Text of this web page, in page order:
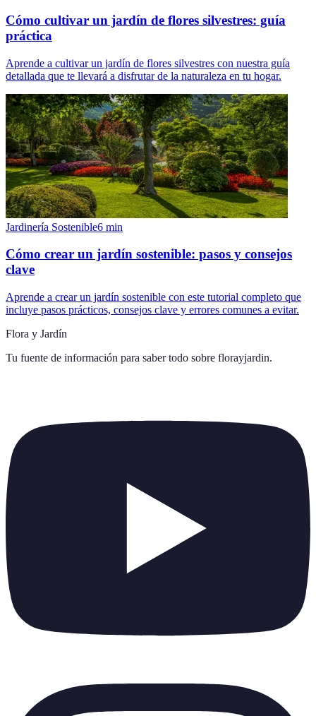
Cómo cultivar un jardín de flores silvestres: guía
práctica
Aprende a cultivar un jardín de flores silvestres con nuestra guía
detallada que te llevará a disfrutar de la naturaleza en tu hogar.
Jardinería Sostenible6 min
Cómo crear un jardín sostenible: pasos y consejos
clave
Aprende a crear un jardín sostenible con este tutorial completo que
incluye pasos prácticos, consejos clave y errores comunes a evitar.
Flora y Jardín
Tu fuente de información para saber todo sobre florayjardin.